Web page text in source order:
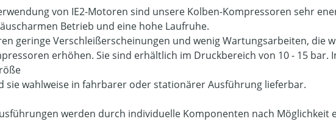
von IE2-Motoren sind unsere Kolben-Kompressoren sehr
Betrieb und eine hohe Laufruhe.
geringe Verschleißerscheinungen und wenig Wartungsarbeiten, die
erhöhen. Sie sind erhältlich im Druckbereich von 10 - 15 bar.
sie wahlweise in fahrbarer oder stationärer Ausführung lieferbar.
werden durch individuelle Komponenten nach Möglichkeit